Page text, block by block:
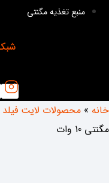
منبع تغذیه مگنتی
خانه » محصولات لایت فیلد
مگنتی 10 وات